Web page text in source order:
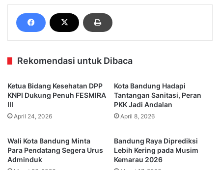
Rekomendasi untuk Dibaca
Ketua Bidang Kesehatan DPP
KNPI Dukung Penuh FESMIRA
III
April 24, 2026
Kota Bandung Hadapi
Tantangan Sanitasi, Peran
PKK Jadi Andalan
April 8, 2026
Wali Kota Bandung Minta
Para Pendatang Segera Urus
Adminduk
Bandung Raya Diprediksi
Lebih Kering pada Musim
Kemarau 2026